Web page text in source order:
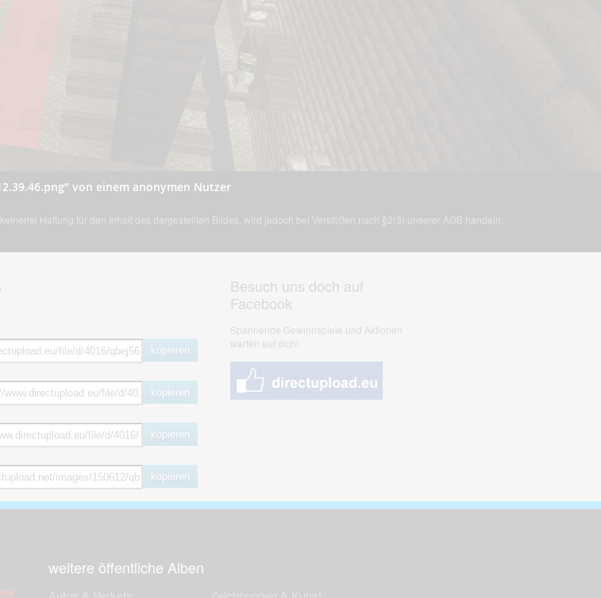
von einem anonymen Nutzer
Haftung für den Inhalt des dargestellten Bildes, wird jedoch bei Verstößen nach §2(3) unserer AGB handeln.
kopieren
kopieren
kopieren
kopieren
Besuch uns doch auf
Facebook
Spannende Gewinnspiele und Aktionen
warten auf dich!
weitere öffentliche Alben